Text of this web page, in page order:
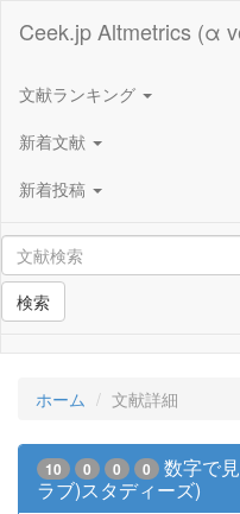
Ceek.jp Altmetrics (α
文献ランキング
新着文献
新着投稿
検索
ホーム 文献詳細
10 0 0 0
数字で
ラブ)スタディーズ)